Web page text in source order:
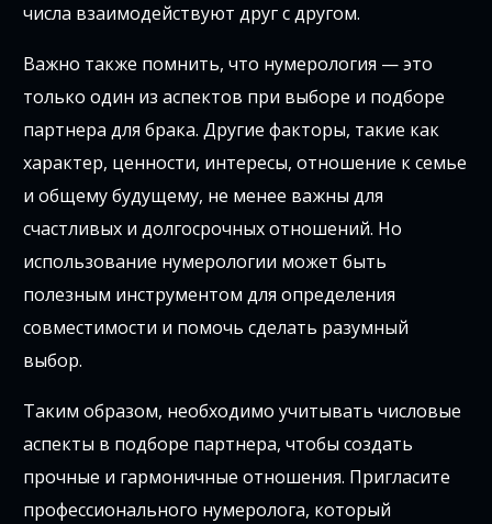
числа взаимодействуют друг с другом.
Важно также помнить, что нумерология — это
только один из аспектов при выборе и подборе
партнера для брака. Другие факторы, такие как
характер, ценности, интересы, отношение к семье
и общему будущему, не менее важны для
счастливых и долгосрочных отношений. Но
использование нумерологии может быть
полезным инструментом для определения
совместимости и помочь сделать разумный
выбор.
Таким образом, необходимо учитывать числовые
аспекты в подборе партнера, чтобы создать
прочные и гармоничные отношения. Пригласите
профессионального нумеролога, который